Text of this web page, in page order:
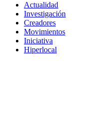
Actualidad
Investigación
Creadores
Movimientos
Iniciativa
Hiperlocal